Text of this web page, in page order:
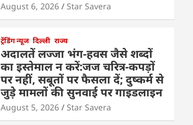
August 6, 2026 Star Savera
ट्रेंडिंग न्यूज दिल्ली राज्य
अदालतें लज्जा भंग-हवस जैसे शब्दों
का इस्तेमाल न करें:जज चरित्र-कपड़ों
पर नहीं, सबूतों पर फैसला दें; दुष्कर्म से
जुड़े मामलों की सुनवाई पर गाइडलाइन
August 5, 2026 Star Savera